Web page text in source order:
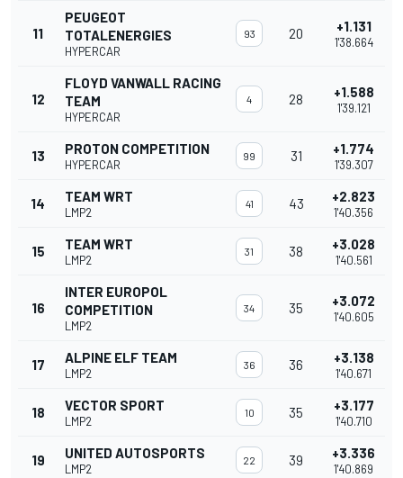
11
PEUGEOT
TOTALENERGIES
HYPERCAR
93 20 +1.131
1'38.664
12
FLOYD VANWALL RACING
TEAM
HYPERCAR
4 28 +1.588
1'39.121
13 PROTON COMPETITION
HYPERCAR
99 31 +1.774
1'39.307
14 TEAM WRT
LMP2
41 43 +2.823
1'40.356
15 TEAM WRT
LMP2
31 38 +3.028
1'40.561
16
INTER EUROPOL
COMPETITION
LMP2
34 35 +3.072
1'40.605
17 ALPINE ELF TEAM
LMP2
36 36 +3.138
1'40.671
18 VECTOR SPORT
LMP2
10 35 +3.177
1'40.710
19 UNITED AUTOSPORTS
LMP2
22 39 +3.336
1'40.869